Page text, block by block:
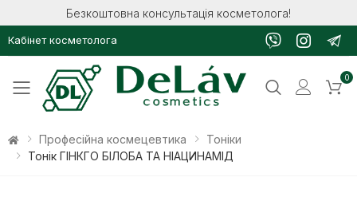
Безкоштовна консультація косметолога!
Кабінет косметолога
Toggle mobile menu
0
Професійна космецевтика
Тоніки
Тонік ГІНКГО БІЛОБА ТА НІАЦИНАМІД